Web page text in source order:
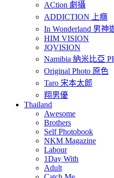
ACtion 劇攝
ADDICTION 上癮
In Wonderland 男神
HIM VISION
JQVISION
Namibia 納米比亞
Original Photo 原色
Taro 宋本太郎
翔男優
Thailand
Awesome
Brothers
Self Photobook
NKM Magazine
Labour
1Day With
Adult